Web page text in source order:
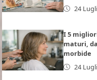
24
I 5
maturi,
morbide
24